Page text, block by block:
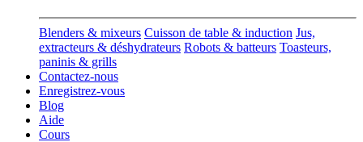
Blenders & mixeurs Cuisson de table & induction Jus,
extracteurs & déshydrateurs Robots & batteurs Toasteurs,
paninis & grills
Contactez-nous
Enregistrez-vous
Blog
Aide
Cours